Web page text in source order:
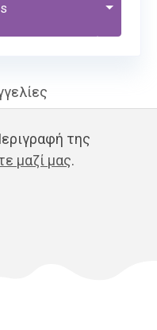
της
μαζί μας.